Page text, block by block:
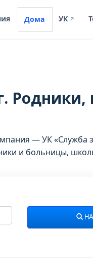
Дома УК ↗
Родники,
— УК «Служба
и больницы,